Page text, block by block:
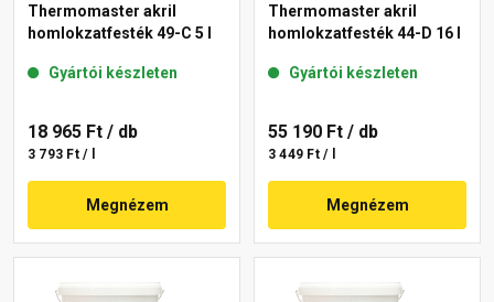
Thermomaster akril
homlokzatfesték 49-C 5 l
Gyártói készleten
18 965 Ft / db
3 793 Ft / l
Megnézem
Thermomaster akril
homlokzatfesték 44-D 16 l
Gyártói készleten
55 190 Ft / db
3 449 Ft / l
Megnézem